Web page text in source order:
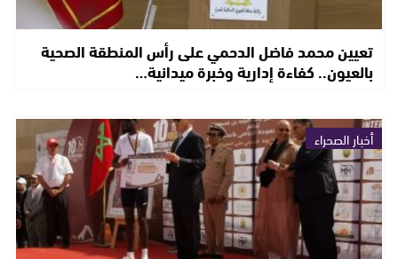
تعيين محمد فاضل الدحمي على رأس المنطقة الصحية
بالعيون.. كفاءة إدارية وخبرة ميدانية…
أخبار الصحراء